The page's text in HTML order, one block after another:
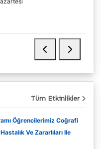
Tüm Etkinlikler
Öğrencilerimiz Coğrafi
Ve Zararlıları Ile